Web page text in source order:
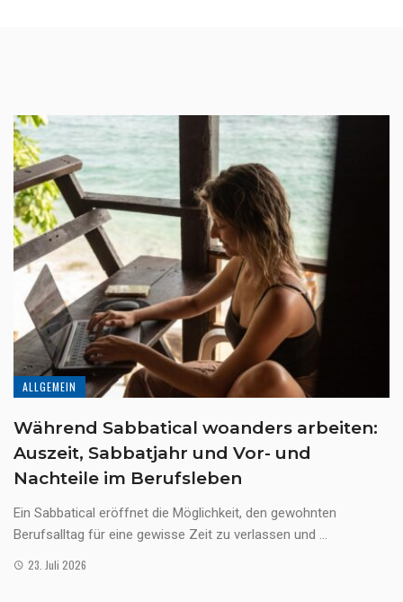
ALLGEMEIN
Während Sabbatical woanders arbeiten:
Auszeit, Sabbatjahr und Vor- und
Nachteile im Berufsleben
Ein Sabbatical eröffnet die Möglichkeit, den gewohnten
Berufsalltag für eine gewisse Zeit zu verlassen und ...
23. Juli 2026